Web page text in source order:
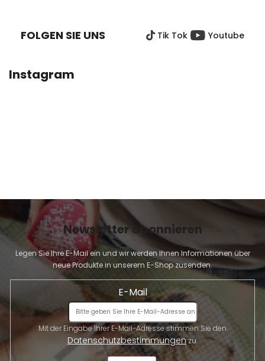
FOLGEN SIE UNS Tik Tok Youtube
Instagram
Newsletter abonnieren
Legen Sie Ihre E-Mail ein und wir werden Ihnen Informationen über
neue Produkte in unserem E-Shop zusenden.
E-Mail
Datenschutzbestimmungenzu.